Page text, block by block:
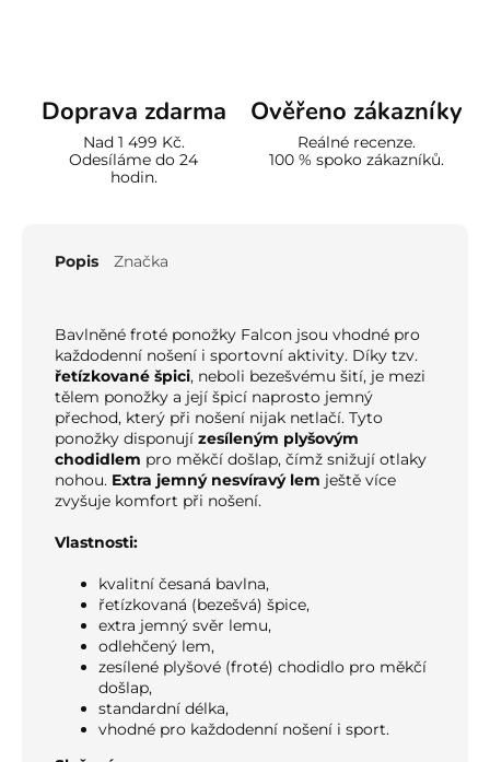
Doprava zdarma
Nad 1 499 Kč.
Odesíláme do 24
hodin.
Ověřeno zákazníky
Reálné recenze.
100 % spoko zákazníků.
Popis Značka
Bavlněné froté ponožky Falcon jsou vhodné pro
každodenní nošení i sportovní aktivity. Díky tzv.
řetízkované špici, neboli bezešvému šití, je mezi
tělem ponožky a její špicí naprosto jemný
přechod, který při nošení nijak netlačí. Tyto
ponožky disponují zesíleným plyšovým
chodidlem pro měkčí došlap, čímž snižují otlaky
nohou. Extra jemný nesvíravý lem ještě více
zvyšuje komfort při nošení.
Vlastnosti:
kvalitní česaná bavlna,
řetízkovaná (bezešvá) špice,
extra jemný svěr lemu,
odlehčený lem,
zesílené plyšové (froté) chodidlo pro měkčí
došlap,
standardní délka,
vhodné pro každodenní nošení i sport.